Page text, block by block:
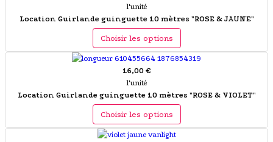
l'unité
Location Guirlande guinguette 10 mètres "ROSE & JAUNE"
Choisir les options
16,00 €
l'unité
Location Guirlande guinguette 10 mètres "ROSE & VIOLET"
Choisir les options